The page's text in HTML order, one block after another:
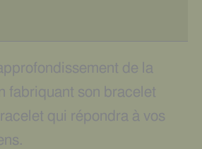
de la
fabriquant son bracelet
qui répondra à vos